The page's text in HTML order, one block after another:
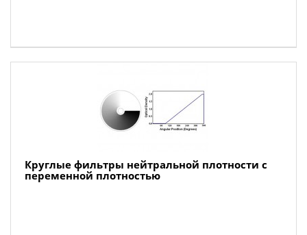
Круглые фильтры нейтральной плотности с
переменной плотностью